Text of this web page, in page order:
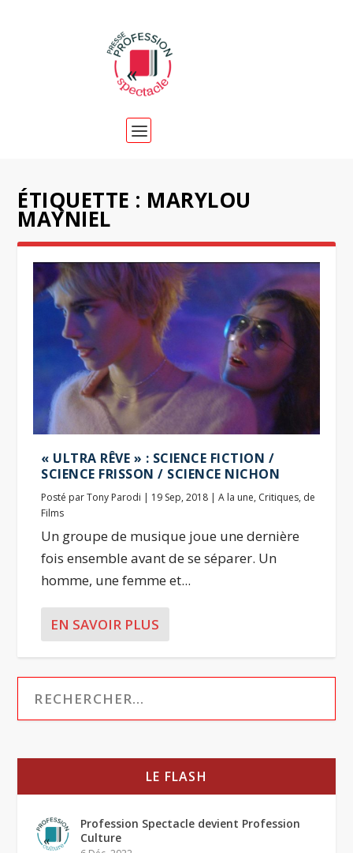
ÉTIQUETTE : MARYLOU
MAYNIEL
« ULTRA RÊVE » : SCIENCE FICTION /
SCIENCE FRISSON / SCIENCE NICHON
Posté parTony Parodi | 19 Sep, 2018 |A la une, Critiques, de
Films
Un groupe de musique joue une dernière
fois ensemble avant de se séparer. Un
homme, une femme et...
EN SAVOIR PLUS
LE FLASH
Profession Spectacle devient Profession
Culture